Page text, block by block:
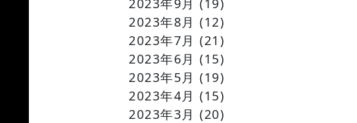
2023年9月 (19)
2023年8月 (12)
2023年7月 (21)
2023年6月 (15)
2023年5月 (19)
2023年4月 (15)
2023年3月 (20)